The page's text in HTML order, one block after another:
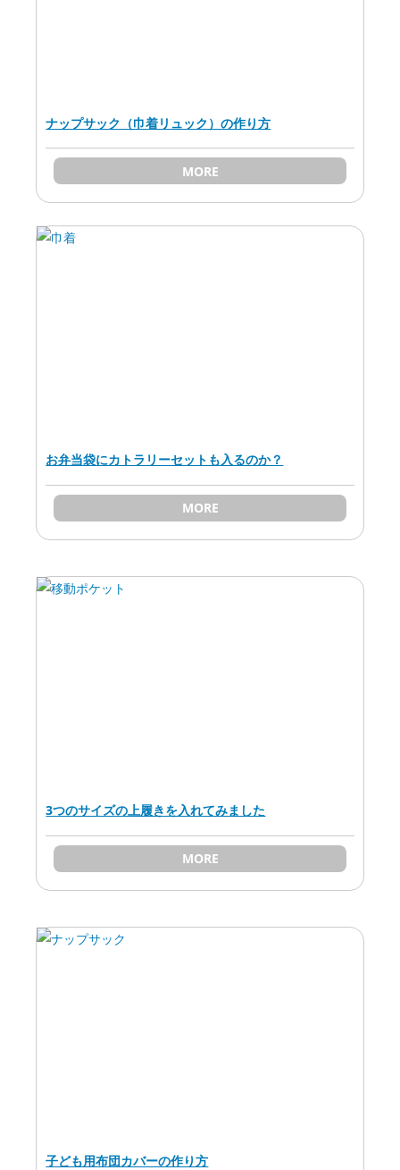
ナップサック（巾着リュック）の作り方
MORE
お弁当袋にカトラリーセットも入るのか？
MORE
3つのサイズの上履きを入れてみました
MORE
子ども用布団カバーの作り方